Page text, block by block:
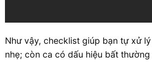
Như vậy, checklist giúp bạn tự xử
nhẹ; còn ca có dấu hiệu bất